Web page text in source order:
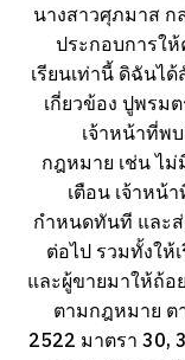
นางสาวศุภมาส ก
ประกอบการใ
เรียนเท่านี้ ดิฉันไ
เกี่ยวข้อง ปูพรม
เจ้าหน้าที่พ
กฎหมาย เช่น ไ
เตือน เจ้าหน้
กำหนดทันที และส่
ต่อไป รวมทั้งให้
และผู้ขายมาให้ถ้อ
ตามกฎหมาย
2522 มาตรา 30,